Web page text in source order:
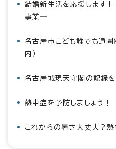
結婚新生活を応援します
事業―
名古屋市こども誰でも通園
内）
名古屋城現天守閣の記録を
熱中症を予防しましょう！
これからの暑さ大丈夫？熱